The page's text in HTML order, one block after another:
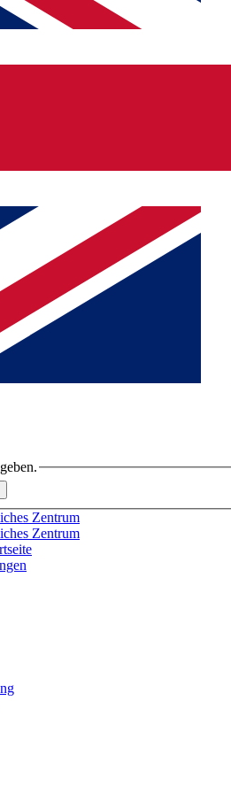
Zentrum
Zentrum